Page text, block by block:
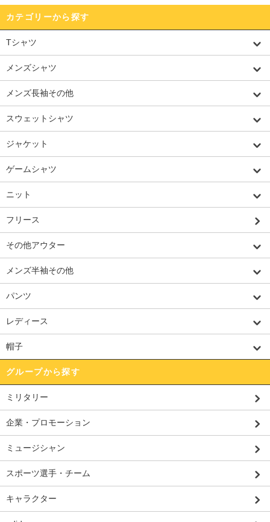
カテゴリーから探す
Tシャツ
メンズシャツ
メンズ長袖その他
スウェットシャツ
ジャケット
ゲームシャツ
ニット
フリース
その他アウター
メンズ半袖その他
パンツ
レディース
帽子
グループから探す
ミリタリー
企業・プロモーション
ミュージシャン
スポーツ選手・チーム
キャラクター